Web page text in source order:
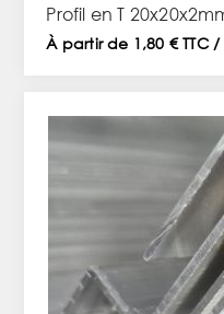
Profil en T
À partir de 1,80 € TTC /